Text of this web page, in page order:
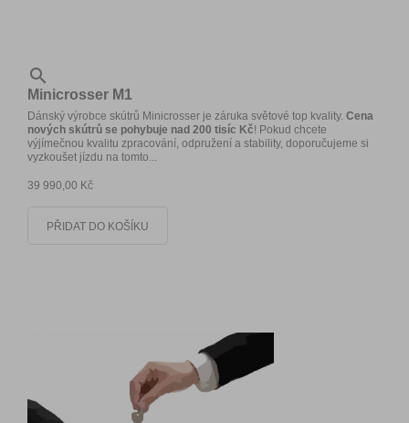

Minicrosser M1
Dánský výrobce skútrů Minicrosser je záruka světové top kvality. Cena
nových skútrů se pohybuje nad 200 tisíc Kč! Pokud chcete
výjímečnou kvalitu zpracování, odpružení a stability, doporučujeme si
vyzkoušet jízdu na tomto...
39 990,00 Kč
PŘIDAT DO KOŠÍKU